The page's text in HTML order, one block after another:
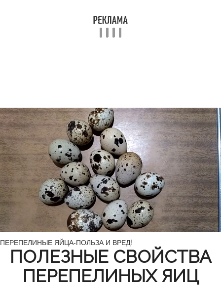
ПЕРЕПЕЛИНЫЕ ЯЙЦА-ПОЛЬЗА И ВРЕД!
ПОЛЕЗНЫЕ СВОЙСТВА
ПЕРЕПЕЛИНЫХ ЯИЦ